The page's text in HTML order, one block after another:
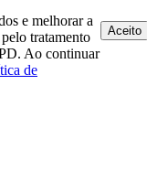
e melhorar a
tratamento
Ao continuar
de
Aceito